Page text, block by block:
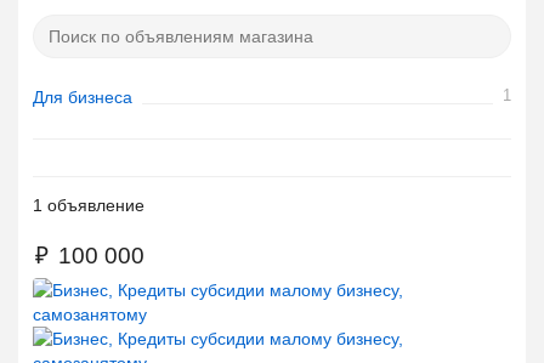
Для бизнеса 1
1 объявление
₽ 100 000